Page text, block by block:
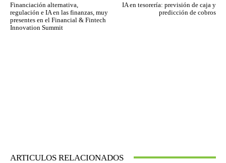
Financiación alternativa,
regulación e IA en las finanzas, muy
presentes en el Financial & Fintech
Innovation Summit
IA en tesorería: previsión de caja y
predicción de cobros
ARTICULOS RELACIONADOS